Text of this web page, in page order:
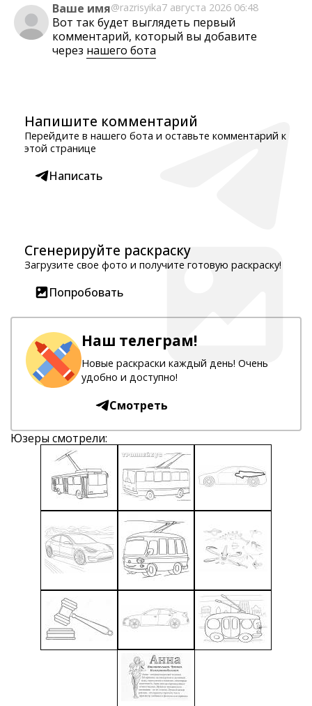
Ваше имя@razrisyika7 августа 2026 06:48
Вот так будет выглядеть первый
комментарий, который вы добавите
через нашего бота
Напишите комментарий
Перейдите в нашего бота и оставьте комментарий к
этой странице
Написать
Сгенерируйте раскраску
Загрузите свое фото и получите готовую раскраску!
Попробовать
Наш телеграм!
Новые раскраски каждый день! Очень
удобно и доступно!
Смотреть
Юзеры смотрели: